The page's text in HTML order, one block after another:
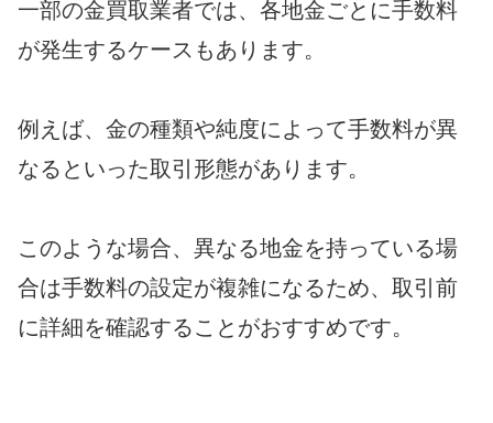
一部の金買取業者では、各地金ごとに手数料
が発生するケースもあります。
例えば、金の種類や純度によって手数料が異
なるといった取引形態があります。
このような場合、異なる地金を持っている場
合は手数料の設定が複雑になるため、取引前
に詳細を確認することがおすすめです。